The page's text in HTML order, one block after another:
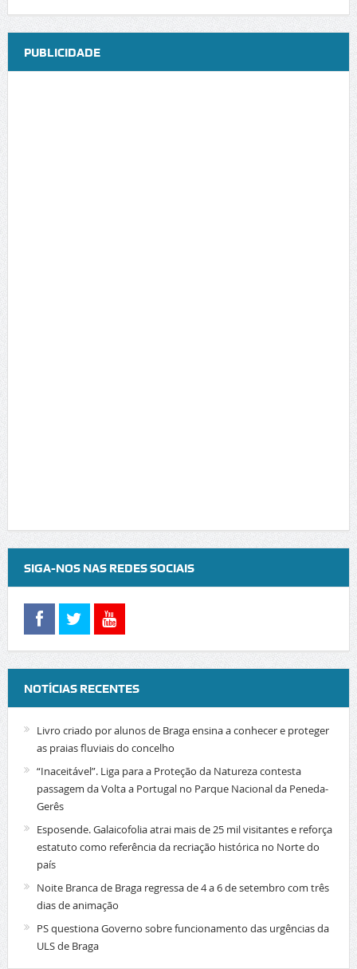
PUBLICIDADE
SIGA-NOS NAS REDES SOCIAIS
NOTÍCIAS RECENTES
Livro criado por alunos de Braga ensina a conhecer e proteger
as praias fluviais do concelho
“Inaceitável”. Liga para a Proteção da Natureza contesta
passagem da Volta a Portugal no Parque Nacional da Peneda-
Gerês
Esposende. Galaicofolia atrai mais de 25 mil visitantes e reforça
estatuto como referência da recriação histórica no Norte do
país
Noite Branca de Braga regressa de 4 a 6 de setembro com três
dias de animação
PS questiona Governo sobre funcionamento das urgências da
ULS de Braga